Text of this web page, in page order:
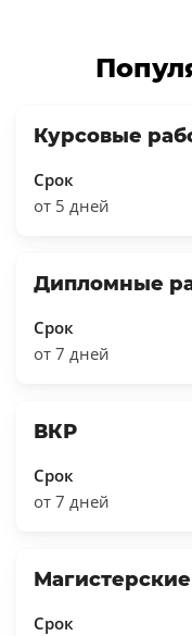
Курсовые
Срок
от 5 дней
Дипломные
Срок
от 7 дней
ВКР
Срок
от 7 дней
Срок